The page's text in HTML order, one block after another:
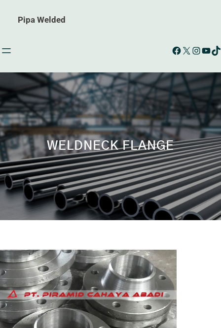
Pipa Welded
Facebook X InstagramYouTube TikTok
WELDNECK FLANGE